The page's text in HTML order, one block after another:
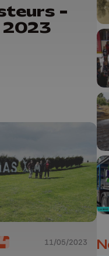
-
2023
11/05/2023